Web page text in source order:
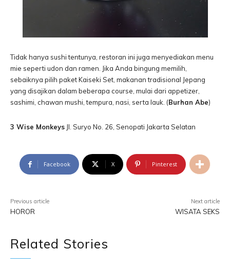
Tidak hanya sushi tentunya, restoran ini juga menyediakan menu
mie seperti udon dan ramen. Jika Anda bingung memilih,
sebaiknya pilih paket Kaiseki Set, makanan tradisional Jepang
yang disajikan dalam beberapa course, mulai dari appetizer,
sashimi, chawan mushi, tempura, nasi, serta lauk. (Burhan Abe)
3 Wise Monkeys Jl. Suryo No. 26, Senopati Jakarta Selatan
Facebook X Pinterest
Previous article
HOROR
Next article
WISATA SEKS
Related Stories